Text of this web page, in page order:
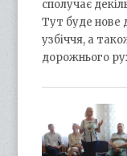
сполучає
Тут буде нове
узбіччя, а
дорожнього